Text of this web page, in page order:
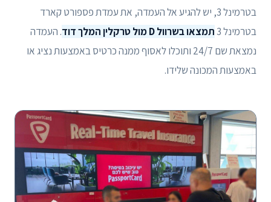
בטרמינל 3, יש להגיע אל העמדה, את עמדת פספורט קארד
בטרמינל 3
תמצאו בשרוול D מול טרקלין המלך דוד
. העמדה
נמצאת שם 24/7 ותוכלו לאסוף ממנה כרטיס באמצעות נציג או
באמצעות המכונה שלידו.